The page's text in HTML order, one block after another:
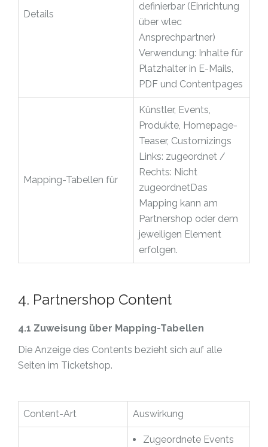
Details
definierbar (Einrichtung
über wlec
Ansprechpartner)
Verwendung: Inhalte für
Platzhalter in E-Mails,
PDF und Contentpages
Mapping-Tabellen für
Künstler, Events,
Produkte, Homepage-
Teaser, Customizings
Links: zugeordnet /
Rechts: Nicht
zugeordnetDas
Mapping kann am
Partnershop oder dem
jeweiligen Element
erfolgen.
4. Partnershop Content
4.1 Zuweisung über Mapping-Tabellen
Die Anzeige des Contents bezieht sich auf alle
Seiten im Ticketshop.
Content-Art Auswirkung
Zugeordnete Events